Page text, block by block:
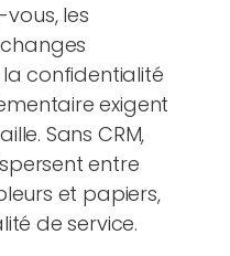
les
la confidentialité
exigent
Sans CRM,
entre
et papiers,
de service.